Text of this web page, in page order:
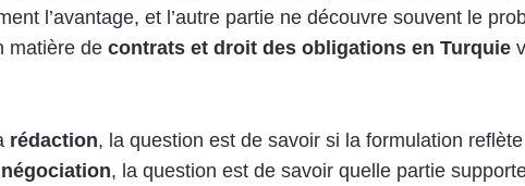
l’avantage, et l’autre partie ne découvre souvent le
matière de contrats et droit des obligations en Turquie
rédaction, la question est de savoir si la formulation reflète
négociation, la question est de savoir quelle partie